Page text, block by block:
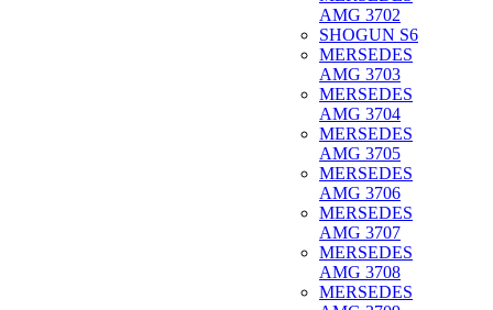
AMG 3702
SHOGUN S6
MERSEDES
AMG 3703
MERSEDES
AMG 3704
MERSEDES
AMG 3705
MERSEDES
AMG 3706
MERSEDES
AMG 3707
MERSEDES
AMG 3708
MERSEDES